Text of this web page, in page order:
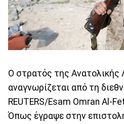
Ο στρατός της Ανατολικής
αναγνωρίζεται από τη
REUTERS/Esam Omran Al-
Όπως έγραψε στην